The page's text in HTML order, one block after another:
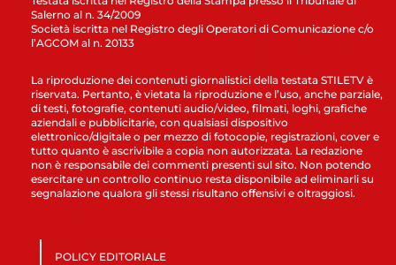
Salerno al n. 34/2009
Società iscritta nel Registro degli Operatori di Comunicazione c/o
l’AGCOM al n. 20133
La riproduzione dei contenuti giornalistici della testata STILETV è
riservata. Pertanto, è vietata la riproduzione e l’uso, anche parziale,
di testi, fotografie, contenuti audio/video, filmati, loghi, grafiche
aziendali e pubblicitarie, con qualsiasi dispositivo
elettronico/digitale o per mezzo di fotocopie, registrazioni, cover e
tutto quanto è ascrivibile a copia non autorizzata. La redazione
non è responsabile dei commenti presenti sul sito. Non potendo
esercitare un controllo continuo resta disponibile ad eliminarli su
segnalazione qualora gli stessi risultano offensivi e oltraggiosi.
POLICY EDITORIALE